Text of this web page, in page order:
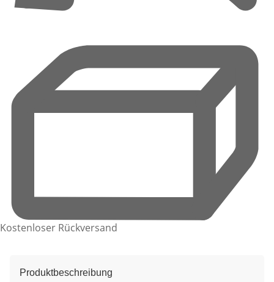
Kostenloser Rückversand
Produktbeschreibung